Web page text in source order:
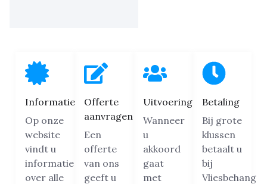
Informatie
Op onze
website
vindt u
informatie
over alle
Offerte
aanvragen
Een
offerte
van ons
geeft u
Uitvoering
Wanneer
u
akkoord
gaat
met
Betaling
Bij grote
klussen
betaalt u
bij
Vliesbehang